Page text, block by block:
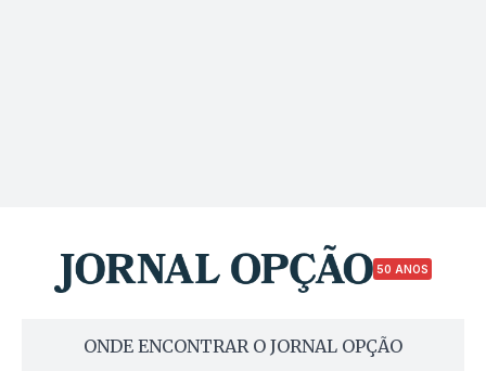
50 ANOS
ONDE ENCONTRAR O JORNAL OPÇÃO